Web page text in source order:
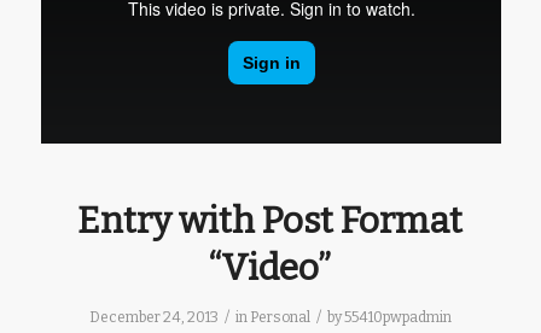
Entry with Post Format
“Video”
December 24, 2013 / in Personal / by55410pwpadmin